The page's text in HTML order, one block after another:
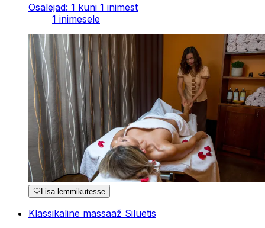
Osalejad: 1 kuni 1 inimest
1 inimesele
Lisa lemmikutesse
Klassikaline massaaž Siluetis